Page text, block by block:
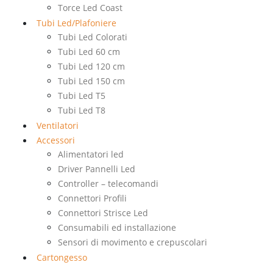
Torce Led Coast
Tubi Led/Plafoniere
Tubi Led Colorati
Tubi Led 60 cm
Tubi Led 120 cm
Tubi Led 150 cm
Tubi Led T5
Tubi Led T8
Ventilatori
Accessori
Alimentatori led
Driver Pannelli Led
Controller – telecomandi
Connettori Profili
Connettori Strisce Led
Consumabili ed installazione
Sensori di movimento e crepuscolari
Cartongesso